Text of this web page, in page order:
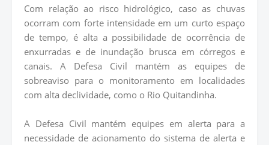
Com relação ao risco hidrológico, caso as chuvas
ocorram com forte intensidade em um curto espaço
de tempo, é alta a possibilidade de ocorrência de
enxurradas e de inundação brusca em córregos e
canais. A Defesa Civil mantém as equipes de
sobreaviso para o monitoramento em localidades
com alta declividade, como o Rio Quitandinha.
A Defesa Civil mantém equipes em alerta para a
necessidade de acionamento do sistema de alerta e